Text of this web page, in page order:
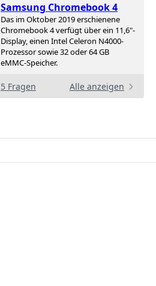
Samsung Chromebook 4
Das im Oktober 2019 erschienene
Chromebook 4 verfügt über ein 11,6"-
Display, einen Intel Celeron N4000-
Prozessor sowie 32 oder 64 GB
eMMC-Speicher.
5 Fragen Alle anzeigen